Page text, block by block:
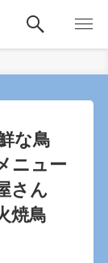
な鳥
ニュー
さん
焼鳥